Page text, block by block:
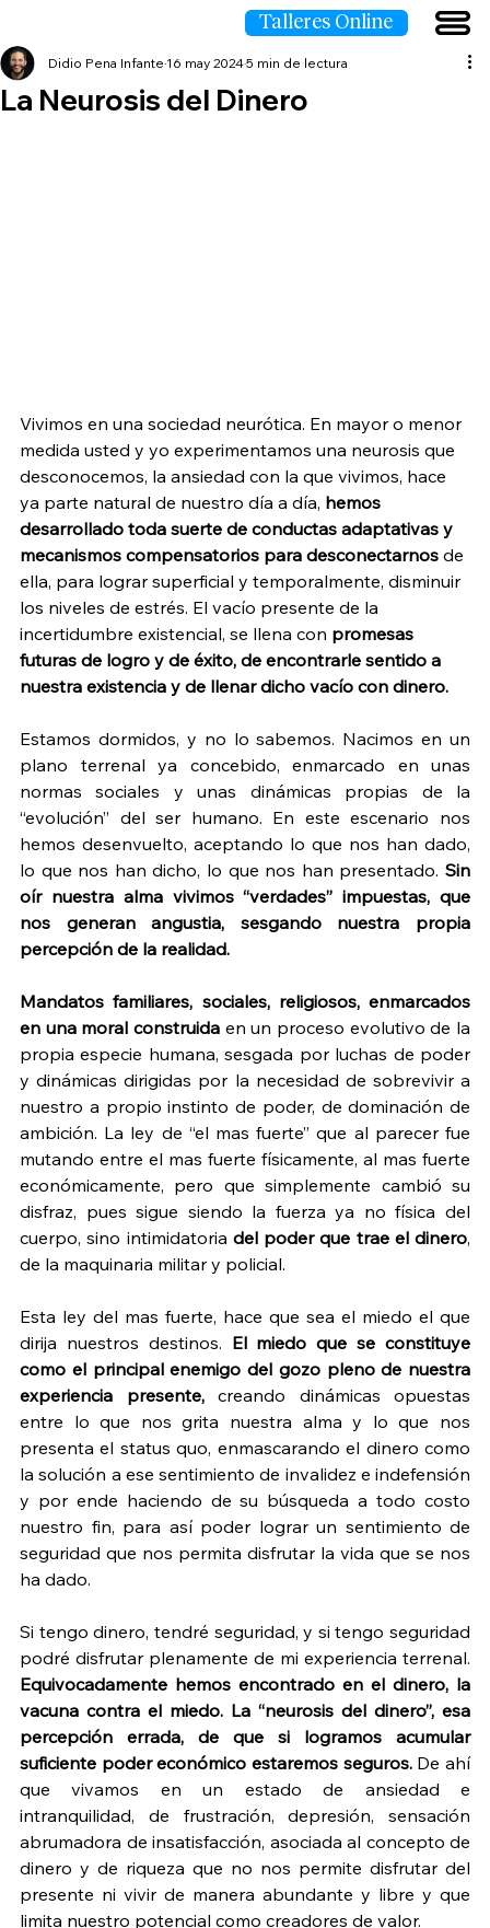
Talleres Online
La Neurosis del Dinero
Didio Pena Infante 16 may 20245 min de lectura
Vivimos en una sociedad neurótica. En mayor o menor
medida usted y yo experimentamos una neurosis que
desconocemos, la ansiedad con la que vivimos, hace
ya parte natural de nuestro día a día, hemos
desarrollado toda suerte de conductas adaptativas y
mecanismos compensatorios para desconectarnos de
ella, para lograr superficial y temporalmente, disminuir
los niveles de estrés. El vacío presente de la
incertidumbre existencial, se llena con promesas
futuras de logro y de éxito, de encontrarle sentido a
nuestra existencia y de llenar dicho vacío con dinero.
Estamos dormidos, y no lo sabemos. Nacimos en un
plano terrenal ya concebido, enmarcado en unas
normas sociales y unas dinámicas propias de la
“evolución” del ser humano. En este escenario nos
hemos desenvuelto, aceptando lo que nos han dado,
lo que nos han dicho, lo que nos han presentado. Sin
oír nuestra alma vivimos “verdades” impuestas, que
nos generan angustia, sesgando nuestra propia
percepción de la realidad.
Mandatos familiares, sociales, religiosos, enmarcados
en una moral construida en un proceso evolutivo de la
propia especie humana, sesgada por luchas de poder
y dinámicas dirigidas por la necesidad de sobrevivir a
nuestro a propio instinto de poder, de dominación de
ambición. La ley de “el mas fuerte” que al parecer fue
mutando entre el mas fuerte físicamente, al mas fuerte
económicamente, pero que simplemente cambió su
disfraz, pues sigue siendo la fuerza ya no física del
cuerpo, sino intimidatoria del poder que trae el dinero,
de la maquinaria militar y policial.
Esta ley del mas fuerte, hace que sea el miedo el que
dirija nuestros destinos. El miedo que se constituye
como el principal enemigo del gozo pleno de nuestra
experiencia presente, creando dinámicas opuestas
entre lo que nos grita nuestra alma y lo que nos
presenta el status quo, enmascarando el dinero como
la solución a ese sentimiento de invalidez e indefensión
y por ende haciendo de su búsqueda a todo costo
nuestro fin, para así poder lograr un sentimiento de
seguridad que nos permita disfrutar la vida que se nos
ha dado.
Si tengo dinero, tendré seguridad, y si tengo seguridad
Equivocadamente hemos encontrado en el dinero, la
vacuna contra el miedo. La “neurosis del dinero”, esa
percepción errada, de que si logramos acumular
suficiente poder económico estaremos seguros. De ahí
que vivamos en un estado de ansiedad e
intranquilidad, de frustración, depresión, sensación
abrumadora de insatisfacción, asociada al concepto de
dinero y de riqueza que no nos permite disfrutar del
presente ni vivir de manera abundante y libre y que
limita nuestro potencial como creadores de valor.